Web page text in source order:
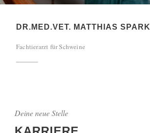
DR.MED.VET. MATTHIAS SPARK
Fachtierarzt für Schweine
Deine neue Stelle